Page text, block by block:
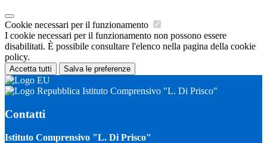
Cookie necessari per il funzionamento
I cookie necessari per il funzionamento non possono essere
disabilitati. È possibile consultare l'elenco nella pagina della cookie
policy.
Accetta tutti Salva le preferenze
Istituto Comprensivo "L. Di Prisco"
Contatti
Istituto Comprensivo "L. Di Prisco"